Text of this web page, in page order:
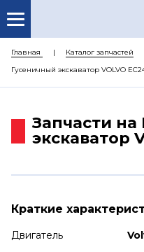
Главная Каталог запчастей
Гусеничный экскаватор VOLVO
Запчасти
экскаватор
Краткие
Двигатель